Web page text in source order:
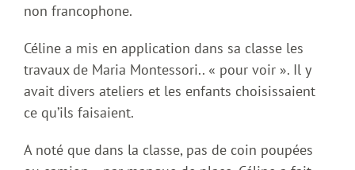
non francophone.
Céline a mis en application dans sa classe les
travaux de Maria Montessori.. « pour voir ». Il y
avait divers ateliers et les enfants choisissaient
ce qu’ils faisaient.
A noté que dans la classe, pas de coin poupées